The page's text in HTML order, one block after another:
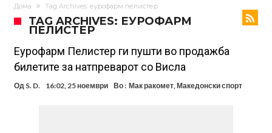
Модриќ откри што го натерало да остане во Милан
Стотици навивачи го пречекаа Салах во Истанбул
Арсенал и Њукасл веќе се договорија, Гимарејш заминува
АРСЕНАЛ ГО ЛАДИ ШАМПАЊОТ: Винисиус на праг на Лондон!
Познат е следниот клуб на Душан Влаховиќ!
Дома Tag Archives: еурофарм пелистер
TAG ARCHIVES: ЕУРОФАРМ
ПЕЛИСТЕР
Еурофарм Пелистер ги пушти во продажба
билетите за натпреварот со Висла
Од S. D. 16:02, 25 ноември Во : Мак ракомет, Македонски спорт